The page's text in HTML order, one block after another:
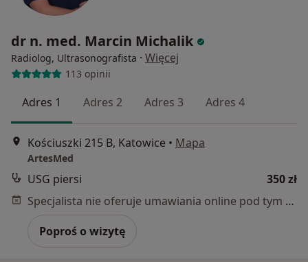
dr n. med. Marcin Michalik
Radiolog, Ultrasonografista · Więcej
113 opinii
Adres 1 Adres 2 Adres 3 Adres 4
Kościuszki 215 B, Katowice • Mapa
ArtesMed
USG piersi
350 zł
Specjalista nie oferuje umawiania online pod tym adresem.
Poproś o wizytę